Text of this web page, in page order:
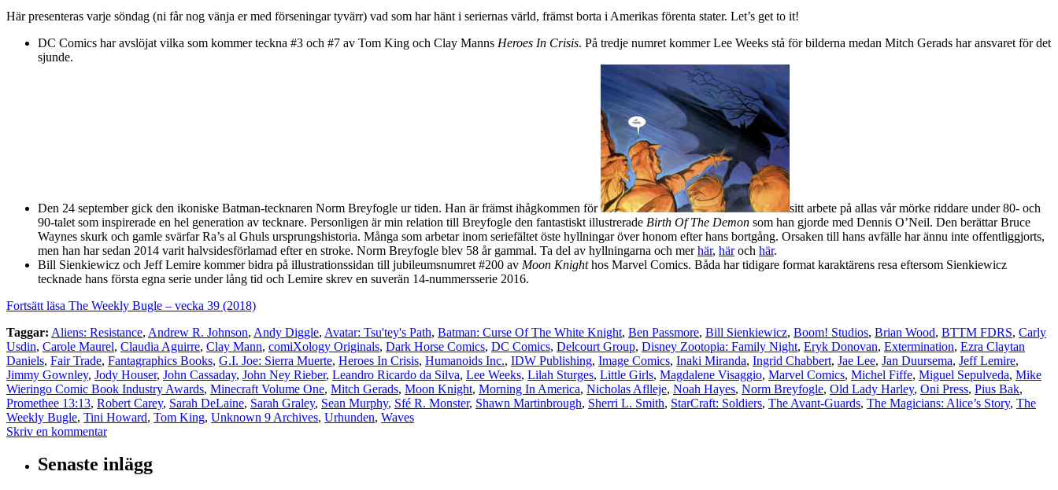
Här presenteras varje söndag (ni får nog vänja er med förseningar tyvärr) vad som har hänt i seriernas värld, främst borta i Amerikas förenta stater. Let’s get to it!
DC Comics har avslöjat vilka som kommer teckna #3 och #7 av Tom King och Clay Manns Heroes In Crisis. På tredje numret kommer Lee Weeks stå för bilderna medan Mitch Gerads har ansvaret för det
sjunde.
Den 24 september gick den ikoniske Batman-tecknaren Norm Breyfogle ur tiden. Han är främst ihågkommen för
sitt arbete på allas vår mörke riddare under 80- och
90-talet som inspirerade en hel generation av tecknare. Personligen är min relation till Breyfogle den fantastiskt illustrerade Birth Of The Demon som han gjorde med Dennis O’Neil. Den berättar Bruce
Waynes skurk och gamle svärfar Ra’s al Ghuls ursprungshistoria. Många som arbetar inom seriefältet öste hyllningar över honom efter hans bortgång. Orsaken till hans avfälle har ännu inte offentliggjorts,
men han har sedan 2014 varit halvsidesförlamad efter en stroke. Norm Breyfogle blev 58 år gammal. Ta del av hyllningarna och merhär, häroch här.
Bill Sienkiewicz och Jeff Lemire kommer bidra på illustrationssidan till jubileumsnumret #200 av Moon Knighthos Marvel Comics. Båda har tidigare format karaktärens resa eftersom Sienkiewicz
tecknade hans första egna serie under lång tid och Lemire skrev en suverän 14-nummersserie 2016.
Fortsätt läsa The Weekly Bugle – vecka 39 (2018)
Taggar: Aliens: Resistance, Andrew R. Johnson, Andy Diggle, Avatar: Tsu'tey's Path, Batman: Curse Of The White Knight, Ben Passmore, Bill Sienkiewicz, Boom! Studios, Brian Wood, BTTM FDRS, Carly
Usdin, Carole Maurel, Claudia Aguirre, Clay Mann, comiXology Originals, Dark Horse Comics, DC Comics, Delcourt Group, Disney Zootopia: Family Night, Eryk Donovan, Extermination, Ezra Claytan
Daniels, Fair Trade, Fantagraphics Books, G.I. Joe: Sierra Muerte, Heroes In Crisis, Humanoids Inc., IDW Publishing, Image Comics, Inaki Miranda, Ingrid Chabbert, Jae Lee, Jan Duursema, Jeff Lemire,
Jimmy Gownley, Jody Houser, John Cassaday, John Ney Rieber, Leandro Ricardo da Silva, Lee Weeks, Lilah Sturges, Little Girls, Magdalene Visaggio, Marvel Comics, Michel Fiffe, Miguel Sepulveda, Mike
Wieringo Comic Book Industry Awards, Minecraft Volume One, Mitch Gerads, Moon Knight, Morning In America, Nicholas Aflleje, Noah Hayes, Norm Breyfogle, Old Lady Harley, Oni Press, Pius Bak,
Promethee 13:13, Robert Carey, Sarah DeLaine, Sarah Graley, Sean Murphy, Sfé R. Monster, Shawn Martinbrough, Sherri L. Smith, StarCraft: Soldiers, The Avant-Guards, The Magicians: Alice’s Story, The
Weekly Bugle, Tini Howard, Tom King, Unknown 9 Archives, Urhunden, Waves
Skriv en kommentar
Senaste inlägg